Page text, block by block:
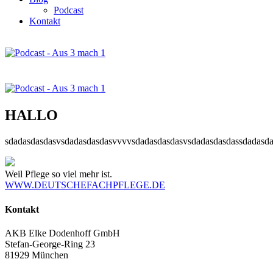
Podcast
Kontakt
HALLO
Weil Pflege so viel mehr ist.
WWW.DEUTSCHEFACHPFLEGE.DE
Kontakt
AKB Elke Dodenhoff GmbH
Stefan-George-Ring 23
81929 München